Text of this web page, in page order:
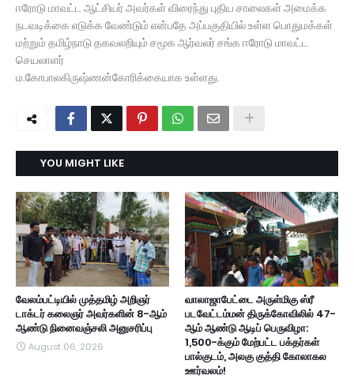
ஈரோடு மாவட்ட ஆட்சியர் அவர்கள் விரைந்து புதிய சாலைகள் அமைக்க
நடவடிக்கை எடுக்க வேண்டும் என்பதே அப்பகுதியில் உள்ள பொதுமக்கள்
மற்றும் தமிழ்நாடு தகவலறியும் சமூக ஆர்வலர் சங்க ஈரோடு மாவட்ட
செயலாளர்
ம.கோபாலகிருஷ்ணன்கோரிக்கையாக உள்ளது.
YOU MIGHT LIKE
வேலம்பட்டியில் முத்தமிழ் அறிஞர்
டாக்டர் கலைஞர் அவர்களின் 8-ஆம்
ஆண்டு நினைவஞ்சலி அனுசரிப்பு
August 06, 2026
வாலாஜாபேட்டை அருள்மிகு ஸ்ரீ
படவேட்டம்மன் திருக்கோவிலில் 47-
ஆம் ஆண்டு ஆடிப் பெருவிழா:
1,500-க்கும் மேற்பட்ட பக்தர்கள்
பால்குடம், அலகு குத்தி கோலாகல
ஊர்வலம்!